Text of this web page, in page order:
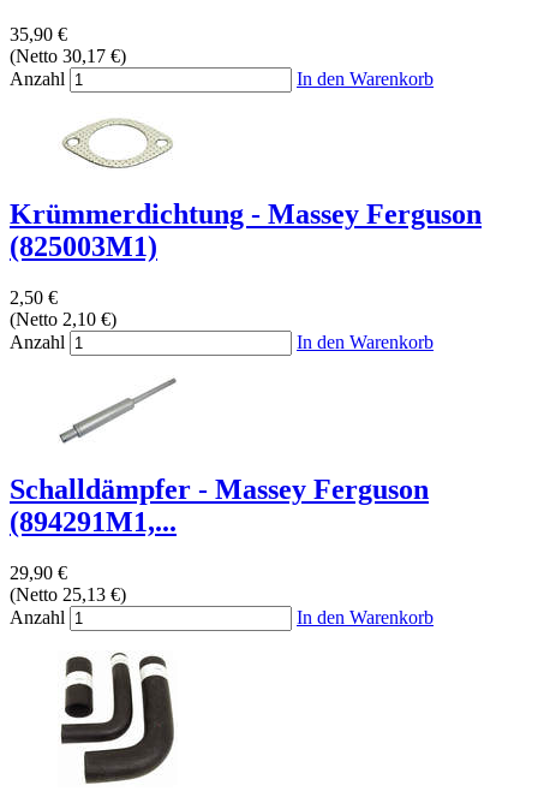
35,90 €
(Netto 30,17 €)
Anzahl
In den Warenkorb
Krümmerdichtung - Massey Ferguson
(825003M1)
2,50 €
(Netto 2,10 €)
Anzahl
In den Warenkorb
Schalldämpfer - Massey Ferguson
(894291M1,...
29,90 €
(Netto 25,13 €)
Anzahl
In den Warenkorb